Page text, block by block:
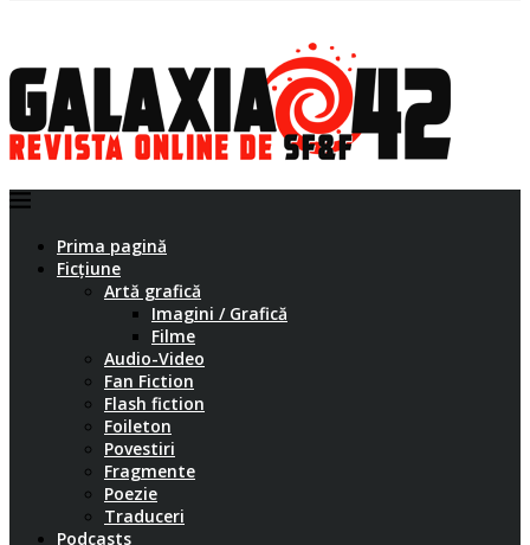
Prima pagină
Ficțiune
Artă grafică
Imagini / Grafică
Filme
Audio-Video
Fan Fiction
Flash fiction
Foileton
Povestiri
Fragmente
Poezie
Traduceri
Podcasts